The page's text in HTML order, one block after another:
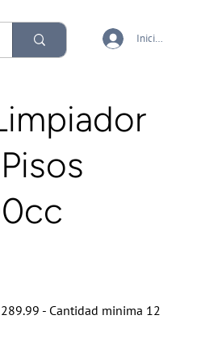
Iniciar sesión
- Cantidad minima 12